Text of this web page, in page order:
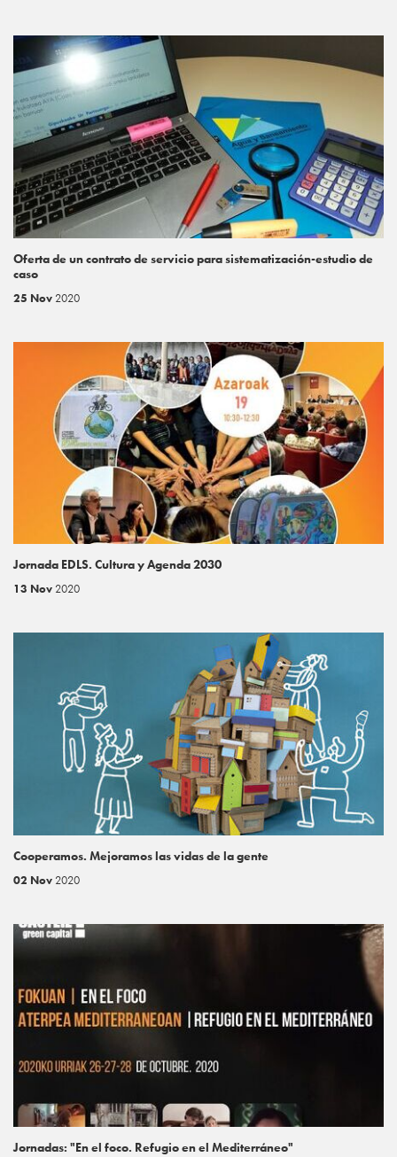
Oferta de un contrato de servicio para sistematización-estudio de
caso
25 Nov 2020
Jornada EDLS. Cultura y Agenda 2030
13 Nov 2020
Cooperamos. Mejoramos las vidas de la gente
02 Nov 2020
Jornadas: "En el foco. Refugio en el Mediterráneo"